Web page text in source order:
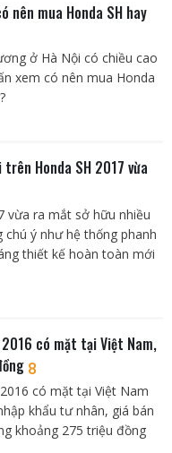
nên mua Honda SH hay
ở Hà Nội có chiều cao
xem có nên mua Honda
trên Honda SH 2017 vừa
vừa ra mắt sở hữu nhiều
ý như hệ thống phanh
thiết kế hoàn toàn mới
có mặt tại Việt Nam,
8
có mặt tại Việt Nam
khẩu tư nhân, giá bán
khoảng 275 triệu đồng